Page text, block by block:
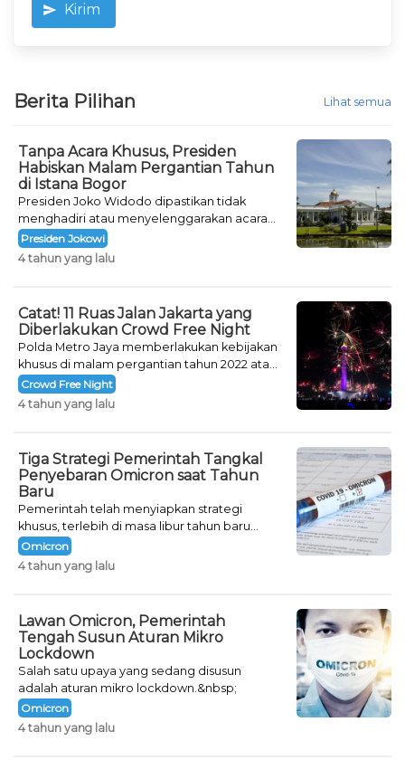
Kirim
Berita Pilihan Lihat semua
Tanpa Acara Khusus, Presiden
Habiskan Malam Pergantian Tahun
di Istana Bogor
Presiden Joko Widodo dipastikan tidak
menghadiri atau menyelenggarakan acara
khusus untuk mengisi malam pergantian
tahun.
Presiden Jokowi
4 tahun yang lalu
Catat! 11 Ruas Jalan Jakarta yang
Diberlakukan Crowd Free Night
Polda Metro Jaya memberlakukan kebijakan
khusus di malam pergantian tahun 2022 atau
Crowd Free Night selama dua hari.
Crowd Free Night
4 tahun yang lalu
Tiga Strategi Pemerintah Tangkal
Penyebaran Omicron saat Tahun
Baru
Pemerintah telah menyiapkan strategi
khusus, terlebih di masa libur tahun baru
seperti saat ini.
Omicron
4 tahun yang lalu
Lawan Omicron, Pemerintah
Tengah Susun Aturan Mikro
Lockdown
Salah satu upaya yang sedang disusun
adalah aturan mikro lockdown.&nbsp;
Omicron
4 tahun yang lalu